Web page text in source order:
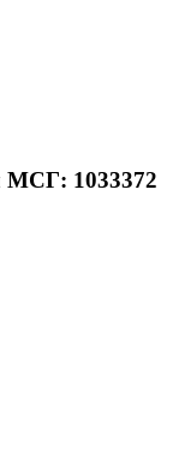
МСГ: 1033372